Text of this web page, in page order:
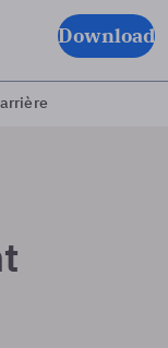
Download